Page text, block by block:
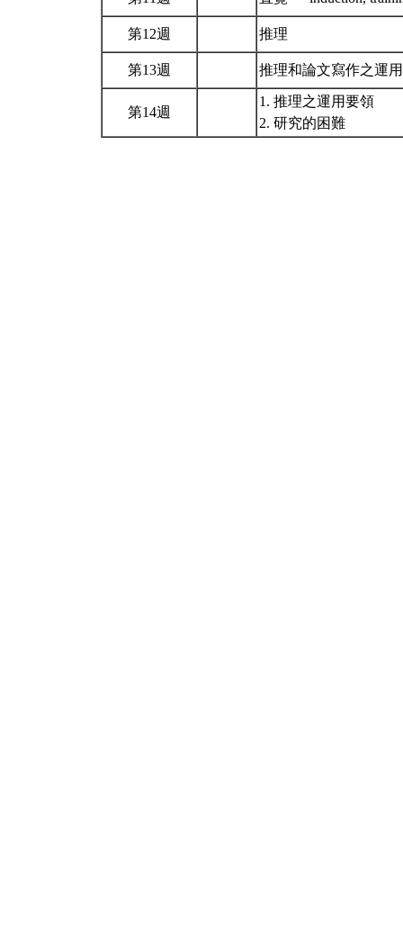
第12週 推理
第13週 推理和論文寫作之運
第14週
1. 推理之運用要領
2. 研究的困難